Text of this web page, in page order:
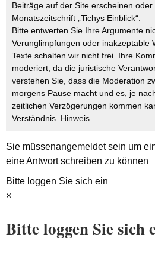
Beiträge auf der Site erscheinen
Monatszeitschrift „Tichys Einblick“.
Bitte entwerten Sie Ihre Argumente
Verunglimpfungen oder inakzeptable
Texte schalten wir nicht frei. Ihre
moderiert, da die juristische
verstehen Sie, dass die Moderation
morgens Pause macht und es, je
zeitlichen Verzögerungen kommen
Verständnis. Hinweis
Sie müssenangemeldetsein um
eine Antwort schreiben zu können
Bitte loggen Sie sich ein
×
Bitte loggen Sie sich